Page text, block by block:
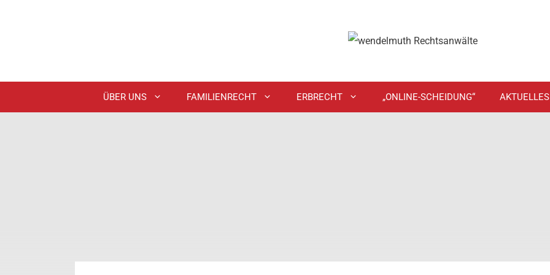
ÜBER UNS FAMILIENRECHT ERBRECHT „ONLINE-SCHEIDUNG“ AKTUELLES